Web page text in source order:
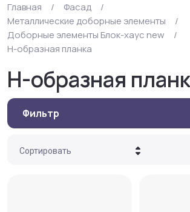
Главная / Фасад
/
Металлические доборные элементы
/
Доборные элементы Блок-хаус new
/
Н-образная планка
Н-образная
Фильтр
Сортировать